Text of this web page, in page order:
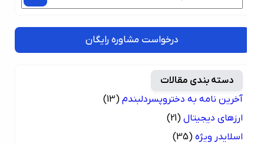
درخواست مشاوره رایگان
دسته بندی مقالات
آخرین نامه به دختروپسردلبندم (13)
ارزهای دیجیتال (21)
اسلایدر ویژه (35)